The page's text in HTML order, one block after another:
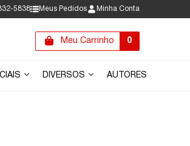
5838 Meus Pedidos Minha Conta
Meu Carrinho 0
DIVERSOS AUTORES